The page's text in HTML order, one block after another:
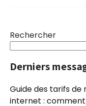
Rechercher
Derniers
Guide des tarifs
internet :